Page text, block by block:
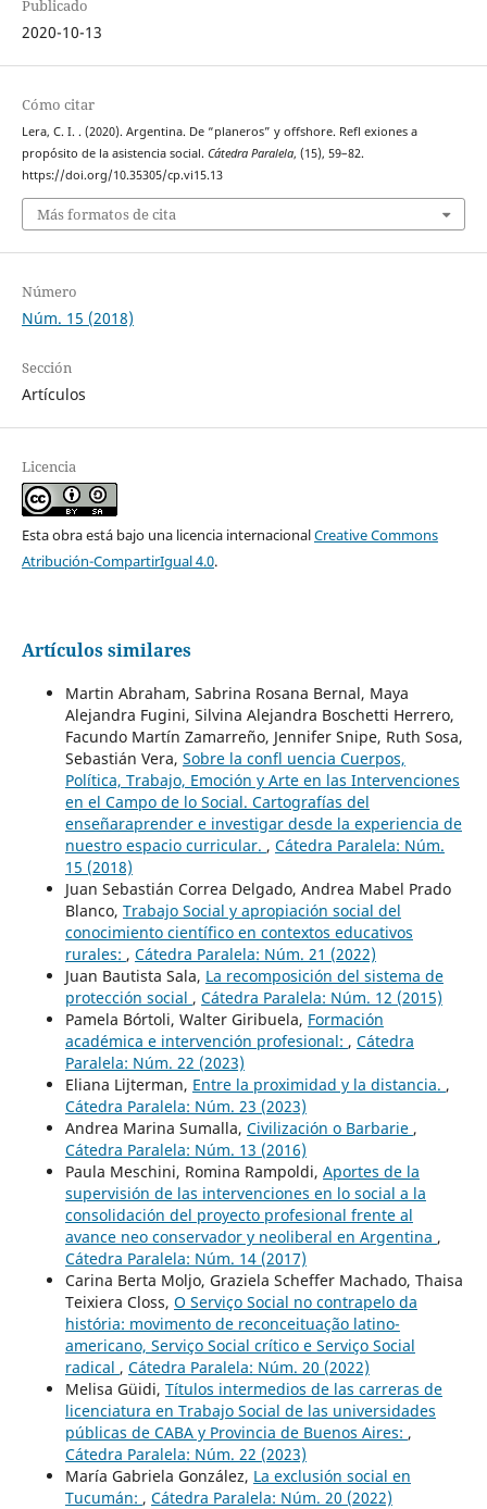
Publicado
2020-10-13
Cómo citar
Lera, C. I. . (2020). Argentina. De “planeros” y offshore. Refl exiones a
propósito de la asistencia social. Cátedra Paralela, (15), 59–82.
https://doi.org/10.35305/cp.vi15.13
Más formatos de cita
Número
Núm. 15 (2018)
Sección
Artículos
Licencia
Esta obra está bajo una licencia internacionalCreative Commons
Atribución-CompartirIgual 4.0.
Artículos similares
Martin Abraham, Sabrina Rosana Bernal, Maya
Alejandra Fugini, Silvina Alejandra Boschetti Herrero,
Facundo Martín Zamarreño, Jennifer Snipe, Ruth Sosa,
Sebastián Vera, Sobre la confl uencia Cuerpos,
Política, Trabajo, Emoción y Arte en las Intervenciones
en el Campo de lo Social. Cartografías del
enseñaraprender e investigar desde la experiencia de
nuestro espacio curricular. , Cátedra Paralela: Núm.
15 (2018)
Juan Sebastián Correa Delgado, Andrea Mabel Prado
Blanco, Trabajo Social y apropiación social del
conocimiento científico en contextos educativos
rurales: , Cátedra Paralela: Núm. 21 (2022)
Juan Bautista Sala, La recomposición del sistema de
protección social , Cátedra Paralela: Núm. 12 (2015)
Pamela Bórtoli, Walter Giribuela, Formación
académica e intervención profesional: , Cátedra
Paralela: Núm. 22 (2023)
Eliana Lijterman, Entre la proximidad y la distancia. ,
Cátedra Paralela: Núm. 23 (2023)
Andrea Marina Sumalla, Civilización o Barbarie ,
Cátedra Paralela: Núm. 13 (2016)
Paula Meschini, Romina Rampoldi, Aportes de la
supervisión de las intervenciones en lo social a la
consolidación del proyecto profesional frente al
avance neo conservador y neoliberal en Argentina ,
Cátedra Paralela: Núm. 14 (2017)
Carina Berta Moljo, Graziela Scheffer Machado, Thaisa
Teixiera Closs, O Serviço Social no contrapelo da
história: movimento de reconceituação latino-
americano, Serviço Social crítico e Serviço Social
radical , Cátedra Paralela: Núm. 20 (2022)
Melisa Güidi, Títulos intermedios de las carreras de
licenciatura en Trabajo Social de las universidades
públicas de CABA y Provincia de Buenos Aires: ,
Cátedra Paralela: Núm. 22 (2023)
María Gabriela González, La exclusión social en
Tucumán: , Cátedra Paralela: Núm. 20 (2022)